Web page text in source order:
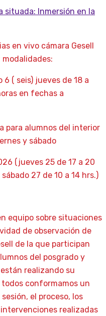
situada: Inmersión en la
en vivo cámara Gesell
6 ( seis) jueves de 18 a
en fechas a
para alumnos del interior
y sábado
(jueves 25 de 17 a 20
27 de 10 a 14 hrs.)
equipo sobre situaciones
de observación de
de la que participan
del posgrado y
realizando su
conformamos un
el proceso, los
realizadas